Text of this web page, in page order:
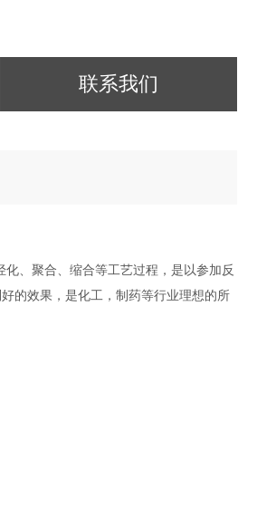
联系我们
、聚合、缩合等工艺过程，是以参加反
的效果，是化工，制药等行业理想的所